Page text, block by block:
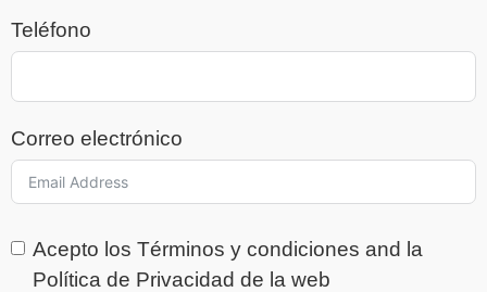
Teléfono
Correo electrónico
Acepto los Términos y condiciones and la
Política de Privacidad de la web